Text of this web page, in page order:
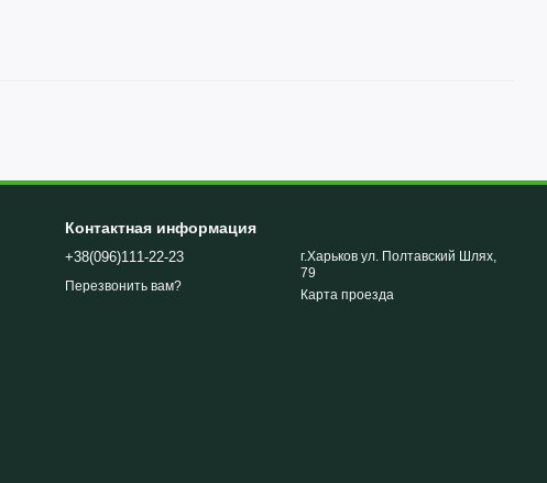
Контактная информация
+38(096)111-22-23
Перезвонить вам?
г.Харьков ул. Полтавский Шлях,
79
Карта проезда